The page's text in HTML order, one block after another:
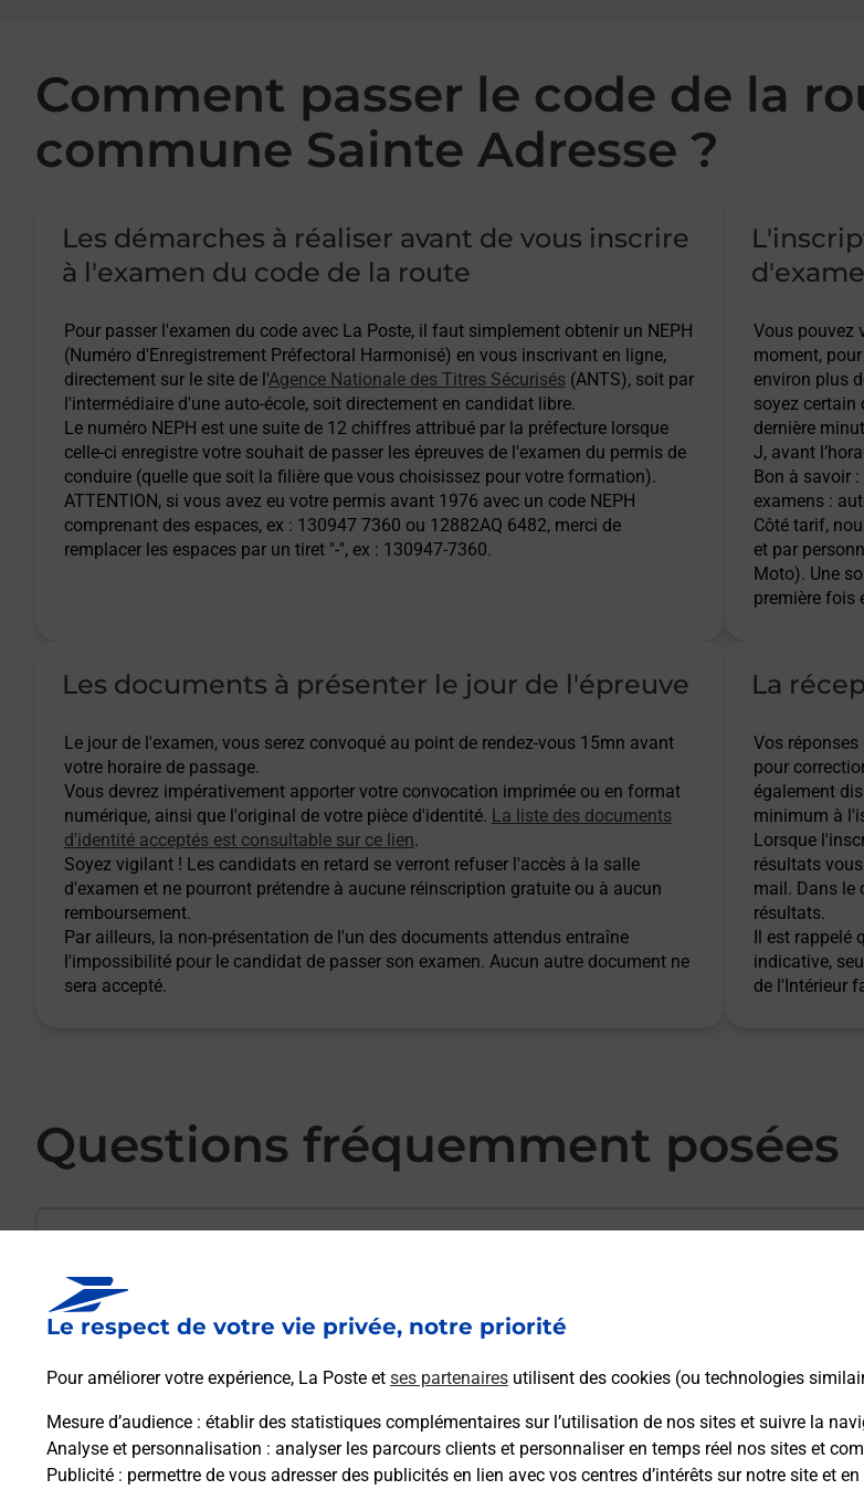
Le respect de votre vie privée, notre priorité
Pour améliorer votre expérience, La Poste et ses partenaires utilisent des cookies (ou technologies
Mesure d’audience : établir des statistiques complémentaires sur l’utilisation de nos sites et suivre la
Analyse et personnalisation : analyser les parcours clients et personnaliser en temps réel nos sites et
Publicité : permettre de vous adresser des publicités en lien avec vos centres d’intérêts sur notre site et en
Comment passer le code de la
commune Sainte Adresse ?
Les démarches à réaliser avant de vous inscrire
à l'examen du code de la route
Pour passer l'examen du code avec La Poste, il faut simplement obtenir un NEPH
(Numéro d'Enregistrement Préfectoral Harmonisé) en vous inscrivant en ligne,
directement sur le site de l'Agence Nationale des Titres Sécurisés (ANTS), soit par
l'intermédiaire d'une auto-école, soit directement en candidat libre.
Le numéro NEPH est une suite de 12 chiffres attribué par la préfecture lorsque
celle-ci enregistre votre souhait de passer les épreuves de l'examen du permis de
conduire (quelle que soit la filière que vous choisissez pour votre formation).
ATTENTION, si vous avez eu votre permis avant 1976 avec un code NEPH
comprenant des espaces, ex : 130947 7360 ou 12882AQ 6482, merci de
remplacer les espaces par un tiret "-", ex : 130947-7360.
Vous pouvez
moment,
environ plus
soyez certain
dernière
J, avant
Bon à savoir
examens :
Côté tarif,
et par
Moto). Une
première fois
Les documents à présenter le jour de l'épreuve
Le jour de l'examen, vous serez convoqué au point de rendez-vous 15mn avant
votre horaire de passage.
Vous devrez impérativement apporter votre convocation imprimée ou en format
numérique, ainsi que l'original de votre pièce d'identité. La liste des documents
d'identité acceptés est consultable sur ce lien.
Soyez vigilant ! Les candidats en retard se verront refuser l'accès à la salle
d'examen et ne pourront prétendre à aucune réinscription gratuite ou à aucun
remboursement.
Par ailleurs, la non-présentation de l'un des documents attendus entraîne
l'impossibilité pour le candidat de passer son examen. Aucun autre document ne
sera accepté.
La
Vos
pour
également
minimum à
Lorsque
résultats
mail. Dans le
résultats.
Il est rappelé
indicative,
de l'Intérieur
Questions fréquemment posées
Les éléments à apporter le jour de l'examen auto ou moto ?
Quelles sont les pièces d’identité acceptées pour le passage de l'examen du